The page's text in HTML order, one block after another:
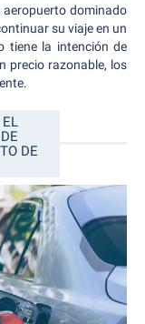
aeropuerto dominado
su viaje en un
tiene la intención de
precio razonable, los
EL
DE